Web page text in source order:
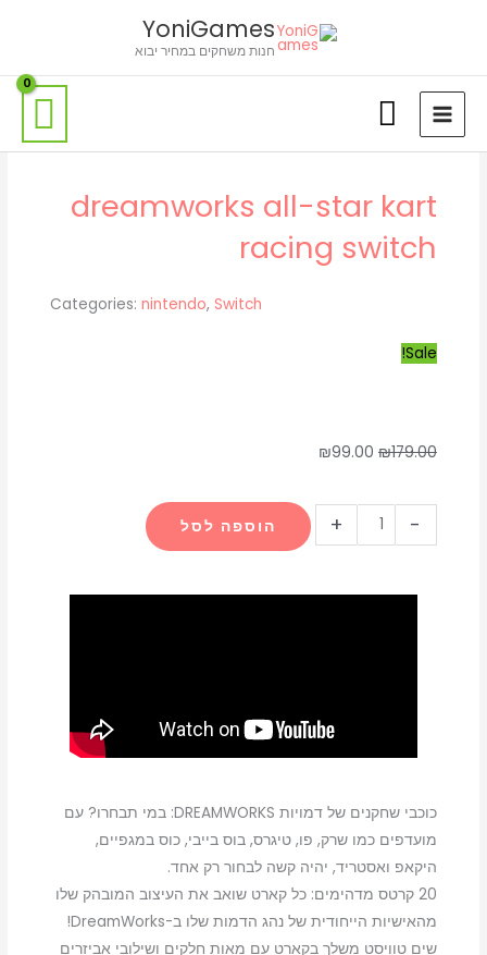
YoniGames
חנות משחקים במחיר יבוא
dreamworks all-star kart
racing switch
Categories: nintendo,Switch
Sale!
₪179.00
המחיר
היה:
₪179.00.
₪99.00
הוא:
₪99.00.
-
של
all-
+ הוספה לסל
כוכבי שחקנים של דמויות DREAMWORKS: במי תבחרו? עם
מועדפים כמו שרק, פו, טיגרס, בוס בייבי, כוס במגפיים,
היקאפ ואסטריד, יהיה קשה לבחור רק אחד.
20 קרטס מדהימים: כל קארט שואב את העיצוב המובהק שלו
מהאישיות הייחודית של נהג הדמות שלו ב-DreamWorks!
שים טוויסט משלך בקארט עם מאות חלקים ושילובי אביזרים